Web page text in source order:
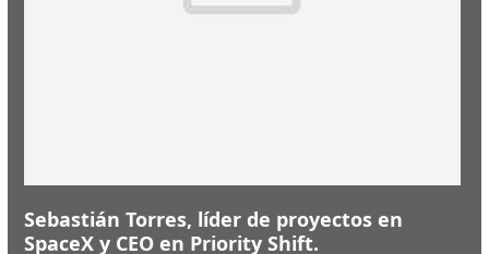
Sebastián Torres, líder de proyectos en
SpaceX y CEO en Priority Shift.